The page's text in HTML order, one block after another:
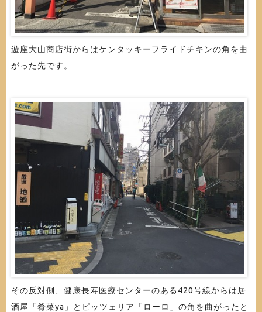
遊座大山商店街からはケンタッキーフライドチキンの角を曲
がった先です。
その反対側、健康長寿医療センターのある420号線からは居
酒屋「肴菜ya」とピッツェリア「ローロ」の角を曲がったと